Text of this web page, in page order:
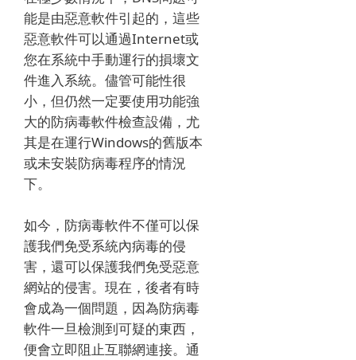
能是由惡意軟件引起的，這些
惡意軟件可以通過Internet或
您在系統中手動運行的損壞文
件進入系統。 儘管可能性很
小，但仍然一定要使用功能強
大的防病毒軟件檢查設備，尤
其是在運行Windows的舊版本
或未安裝防病毒程序的情況
下。
如今，防病毒軟件不僅可以保
護我們免受系統內病毒的侵
害，還可以保護我們免受惡意
網站的侵害。 現在，後者有時
會成為一個問題，因為防病毒
軟件一旦檢測到可疑的東西，
便會立即阻止互聯網連接。 通